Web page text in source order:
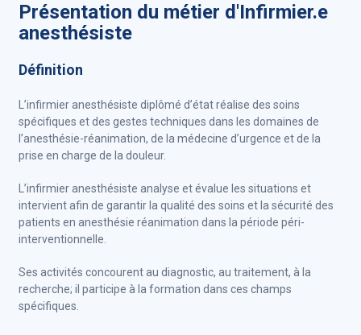
Présentation du métier d'Infirmier.e
anesthésiste
Définition
L’infirmier anesthésiste diplômé d’état réalise des soins
spécifiques et des gestes techniques dans les domaines de
l’anesthésie-réanimation, de la médecine d’urgence et de la
prise en charge de la douleur.
L’infirmier anesthésiste analyse et évalue les situations et
intervient afin de garantir la qualité des soins et la sécurité des
patients en anesthésie réanimation dans la période péri-
interventionnelle.
Ses activités concourent au diagnostic, au traitement, à la
recherche; il participe à la formation dans ces champs
spécifiques.